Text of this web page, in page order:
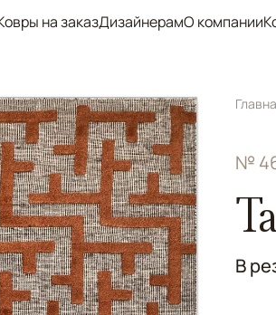
на заказДизайнерамО компании
№
В